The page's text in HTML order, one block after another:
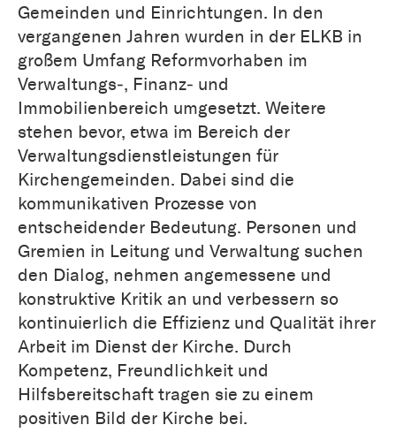
Gemeinden und Einrichtungen. In den
vergangenen Jahren wurden in der ELKB in
großem Umfang Reformvorhaben im
Verwaltungs‐, Finanz‐ und
Immobilienbereich umgesetzt. Weitere
stehen bevor, etwa im Bereich der
Verwaltungsdienstleistungen für
Kirchengemeinden. Dabei sind die
kommunikativen Prozesse von
entscheidender Bedeutung. Personen und
Gremien in Leitung und Verwaltung suchen
den Dialog, nehmen angemessene und
konstruktive Kritik an und verbessern so
kontinuierlich die Effizienz und Qualität ihrer
Arbeit im Dienst der Kirche. Durch
Kompetenz, Freundlichkeit und
Hilfsbereitschaft tragen sie zu einem
positiven Bild der Kirche bei.